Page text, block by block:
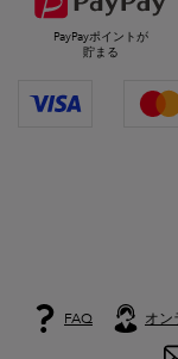
PayPayポイントが
貯まる
FAQ オン